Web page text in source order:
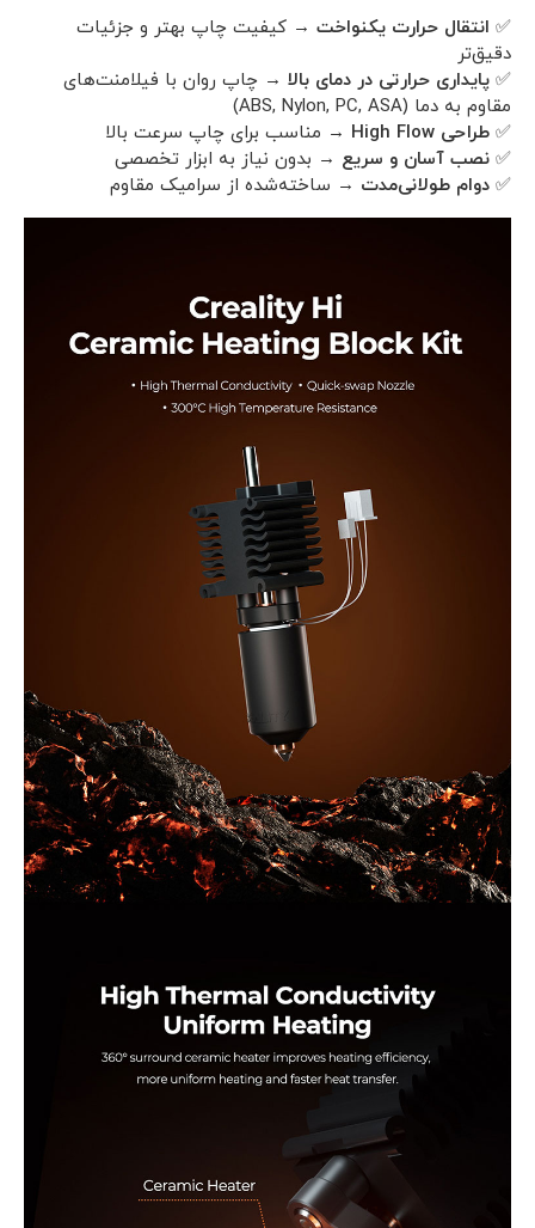
✅ انتقال حرارت یکنواخت → کیفیت چاپ بهتر و جزئیات
دقیق‌تر
✅ پایداری حرارتی در دمای بالا → چاپ روان با فیلامنت‌های
مقاوم به دما (ABS, Nylon, PC, ASA)
✅ طراحی High Flow
→ مناسب برای چاپ سرعت بالا
✅ نصب آسان و سریع → بدون نیاز به ابزار تخصصی
✅ دوام طولانی‌مدت → ساخته‌شده از سرامیک مقاوم